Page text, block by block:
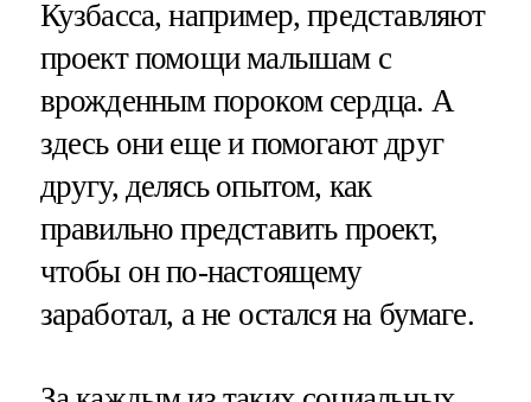
Кузбасса, например, представляют
проект помощи малышам с
врожденным пороком сердца. А
здесь они еще и помогают друг
другу, делясь опытом, как
правильно представить проект,
чтобы он по-настоящему
заработал, а не остался на бумаге.